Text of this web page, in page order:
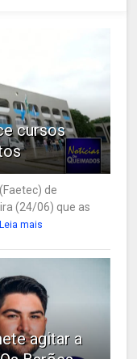
cursos
de
(24/06) que as
Leia mais
agitar a